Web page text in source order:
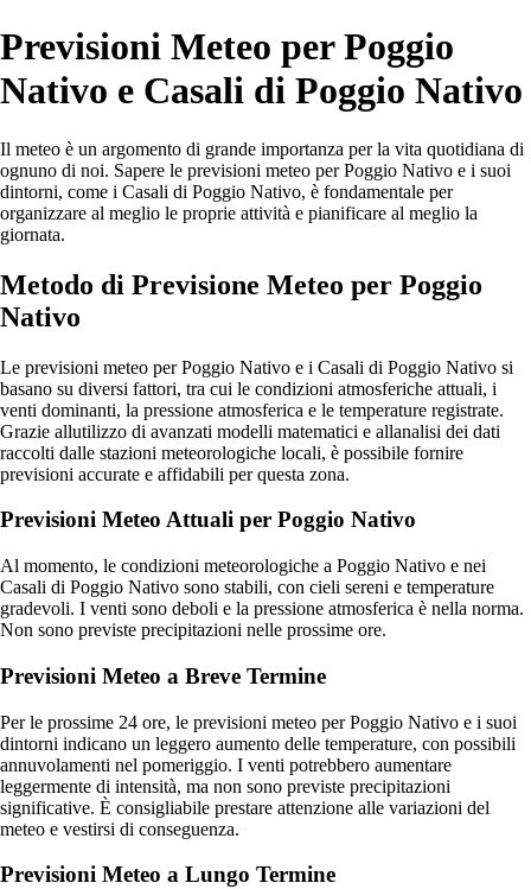
Previsioni Meteo per Poggio
Nativo e Casali di Poggio Nativo
Il meteo è un argomento di grande importanza per la vita quotidiana di
ognuno di noi. Sapere le previsioni meteo per Poggio Nativo e i suoi
dintorni, come i Casali di Poggio Nativo, è fondamentale per
organizzare al meglio le proprie attività e pianificare al meglio la
giornata.
Metodo di Previsione Meteo per Poggio
Nativo
Le previsioni meteo per Poggio Nativo e i Casali di Poggio Nativo si
basano su diversi fattori, tra cui le condizioni atmosferiche attuali, i
venti dominanti, la pressione atmosferica e le temperature registrate.
Grazie allutilizzo di avanzati modelli matematici e allanalisi dei dati
raccolti dalle stazioni meteorologiche locali, è possibile fornire
previsioni accurate e affidabili per questa zona.
Previsioni Meteo Attuali per Poggio Nativo
Al momento, le condizioni meteorologiche a Poggio Nativo e nei
Casali di Poggio Nativo sono stabili, con cieli sereni e temperature
gradevoli. I venti sono deboli e la pressione atmosferica è nella norma.
Non sono previste precipitazioni nelle prossime ore.
Previsioni Meteo a Breve Termine
Per le prossime 24 ore, le previsioni meteo per Poggio Nativo e i suoi
dintorni indicano un leggero aumento delle temperature, con possibili
annuvolamenti nel pomeriggio. I venti potrebbero aumentare
leggermente di intensità, ma non sono previste precipitazioni
significative. È consigliabile prestare attenzione alle variazioni del
meteo e vestirsi di conseguenza.
Previsioni Meteo a Lungo Termine